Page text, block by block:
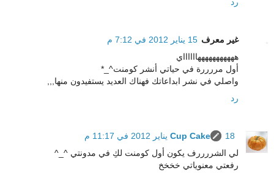
غير معرف 15 يناير 2012 في 7:12 م
هههههههههههااااااي
أول مررررة في حياتي أنشر كومنت^_*
واصلي في نشر ابداعاتك فهناك العديد يستفيدون منها,,,
رد
Cup Cake
18 يناير 2012 في 11:17 م
لي الشررررف يكون أول كومنت لكِ في مدونتي ^_^
رفعتي معنوياتي خخخخ